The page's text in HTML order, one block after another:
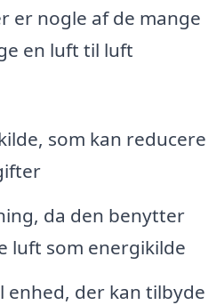
er nogle af de mange
en luft til luft
som kan reducere
da den benytter
luft som energikilde
der kan tilbyde